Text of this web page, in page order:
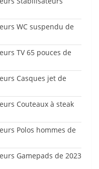
WC suspendu de
TV 65 pouces de
Casques jet de
Couteaux à steak
Polos hommes de
Gamepads de 2023